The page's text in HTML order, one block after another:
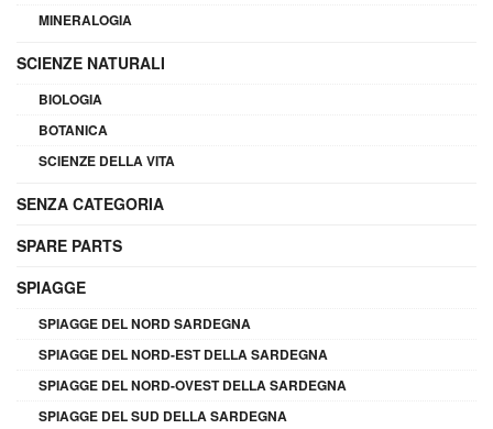
MINERALOGIA
SCIENZE NATURALI
BIOLOGIA
BOTANICA
SCIENZE DELLA VITA
SENZA CATEGORIA
SPARE PARTS
SPIAGGE
SPIAGGE DEL NORD SARDEGNA
SPIAGGE DEL NORD-EST DELLA SARDEGNA
SPIAGGE DEL NORD-OVEST DELLA SARDEGNA
SPIAGGE DEL SUD DELLA SARDEGNA